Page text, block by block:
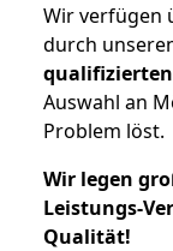
Wir verfügen
durch
Auswahl an
Problem löst.
Wir legen
Leistungs-
Qualität!